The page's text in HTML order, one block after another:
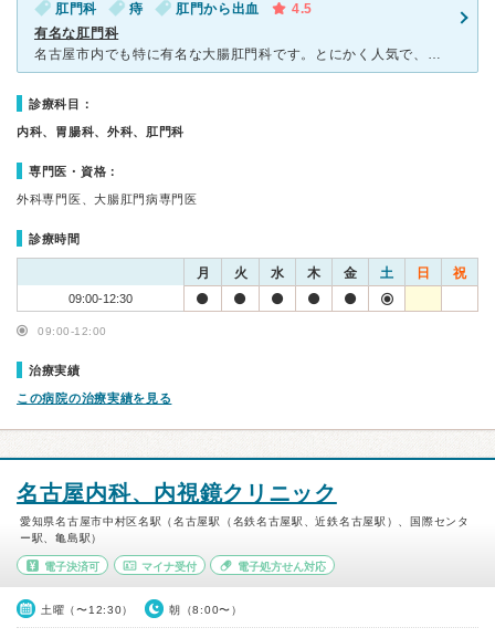
肛門科 痔 肛門から出血
4.5
有名な肛門科
名古屋市内でも特に有名な大腸肛門科です。とにかく人気で、待合室がいつも患者で溢れかえっています。専門的なので、待ち時間はかかりますが、信頼性はあります。ただ、本当に混んでいるので、待合室も広いのに座り
診療科目：
内科、胃腸科、外科、肛門科
専門医・資格：
外科専門医、大腸肛門病専門医
診療時間
月 火 水 木 金 土 日 祝
09:00-12:30
09:00-12:00
治療実績
この病院の治療実績を見る
名古屋内科、内視鏡クリニック
愛知県名古屋市中村区名駅（名古屋駅（名鉄名古屋駅、近鉄名古屋駅）、国際センタ
ー駅、亀島駅）
電子決済可 マイナ受付 電子処方せん対応
土曜（〜12:30） 朝（8:00〜）